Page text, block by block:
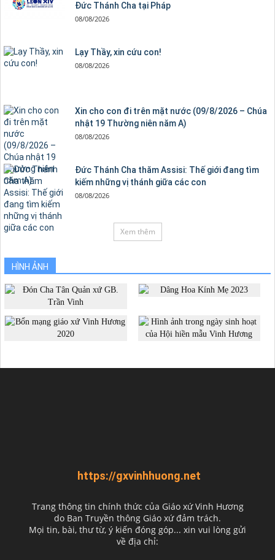
Đức Thánh Cha tại Pháp
08/08/2026
Lạy Thầy, xin cứu con!
08/08/2026
Xin cho con đi trên mặt nước (09/8/2026 – Chúa
nhật 19 Thường niên năm A)
08/08/2026
Đức Thánh Cha thăm Assisi: Thế giới đang tìm
kiếm những vị thánh giữa các con
08/08/2026
Xem thêm
HÌNH ẢNH
https://gxvinhhuong.net
Trang thông tin chính thức của Giáo xứ Vinh Hương
do Ban Truyền thông Giáo xứ đảm trách.
Mọi tin, bài, thư từ, ý kiến đóng góp... xin vui lòng gửi
về địa chỉ: